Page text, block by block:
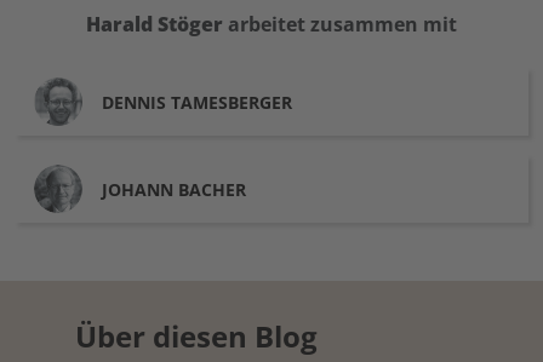
Harald Stöger arbeitet zusammen mit
DENNIS TAMESBERGER
JOHANN BACHER
Über diesen Blog